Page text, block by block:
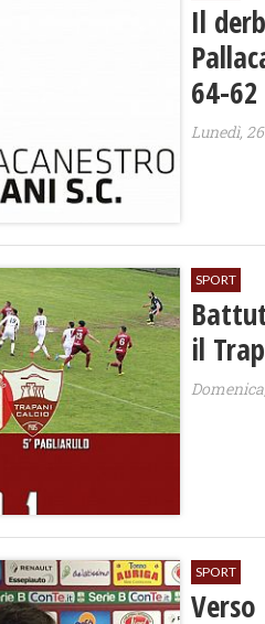
Il
64-62
Lunedì,
SPORT
il
SPORT
Verso